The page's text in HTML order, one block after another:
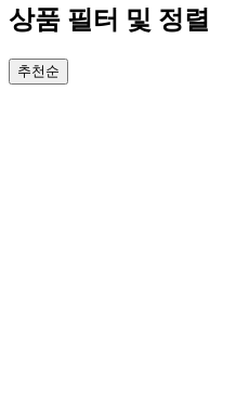
상품 필터 및 정렬
추천순